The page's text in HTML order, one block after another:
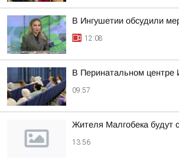
В Ингушетии обсудили
12:08
В Перинатальном центре
09:57
Жителя Малгобека будут
13:56